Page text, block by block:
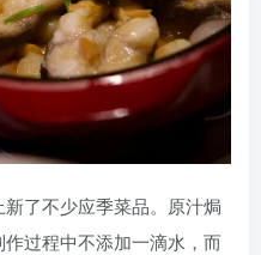
了不少应季菜品。原汁焗
过程中不添加一滴水，而